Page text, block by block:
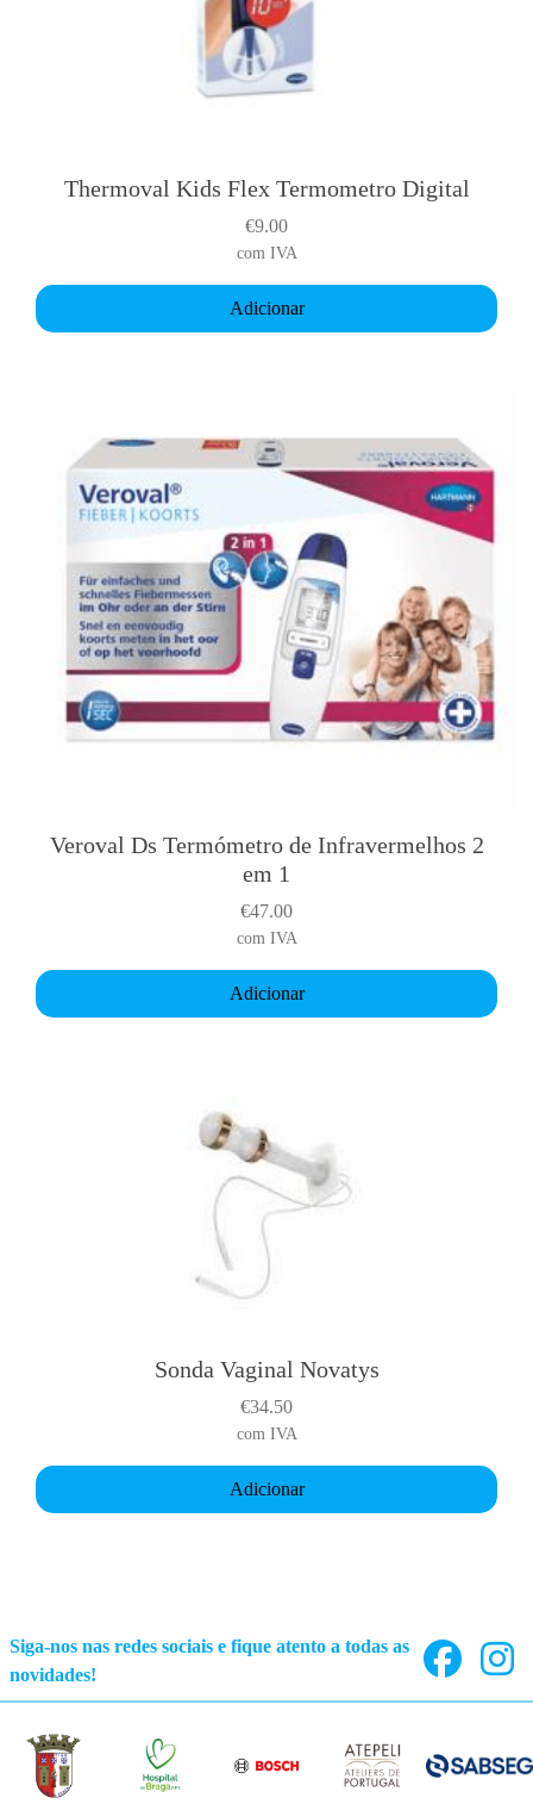
Thermoval Kids Flex Termometro Digital
€9.00
com IVA
Adicionar
Veroval Ds Termómetro de Infravermelhos 2
em 1
€47.00
com IVA
Adicionar
Sonda Vaginal Novatys
€34.50
com IVA
Adicionar
Siga-nos nas redes sociais e fique atento a todas as
novidades!